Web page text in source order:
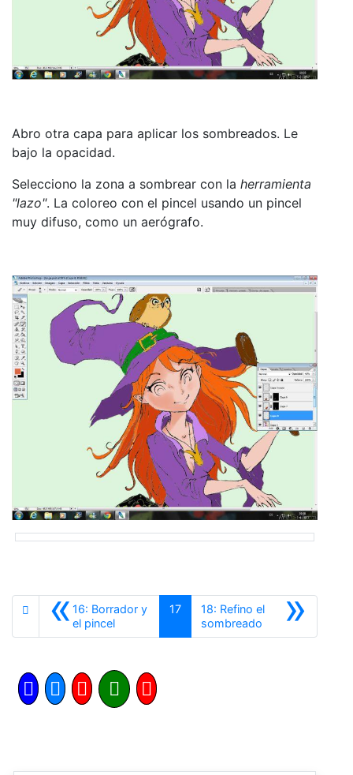
Abro otra capa para aplicar los sombreados. Le
bajo la opacidad.
Selecciono la zona a sombrear con la herramienta
"lazo". La coloreo con el pincel usando un pincel
muy difuso, como un aerógrafo.
«16: Borrador y
el pincelAnterior
17 »
18: Refino el
sombreadoSiguiente